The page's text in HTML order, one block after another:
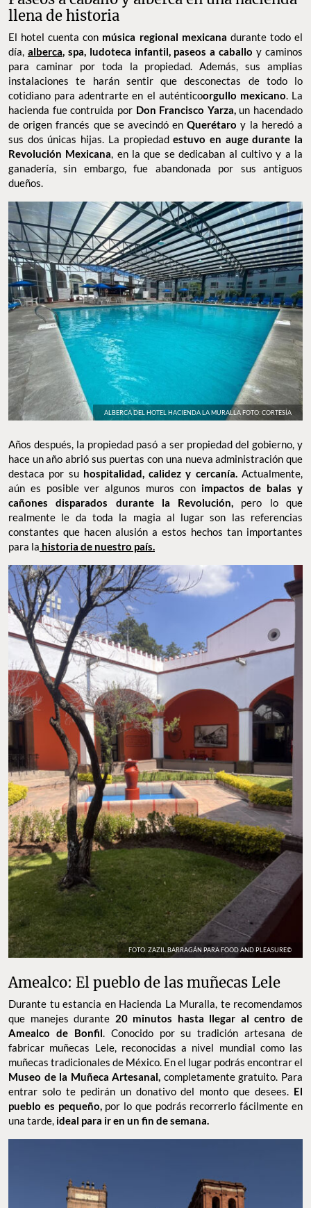
Paseos a caballo y alberca en una hacienda
llena de historia
El hotel cuenta conmúsica regional mexicanadurante todo el
día, alberca, spa, ludoteca infantil, paseos a caballoy caminos
para caminar por toda la propiedad. Además, sus amplias
instalaciones te harán sentir que desconectas de todo lo
cotidiano para adentrarte en el auténtico
hacienda fue contruida porDon Francisco Yarza,un hacendado
de origen francés que se avecindó enQuerétaroy la heredó a
sus dos únicas hijas. La propiedadestuvo en auge durante la
Revolución Mexicana, en la que se dedicaban al cultivo y a la
ganadería, sin embargo, fue abandonada por sus antiguos
dueños.
ALBERCA DEL HOTEL HACIENDA LA MURALLA FOTO: CORTESÍA
Años después, la propiedad pasó a ser propiedad del gobierno, y
hace un año abrió sus puertas con una nueva administración que
destaca por suhospitalidad, calidez y cercanía.Actualmente,
aún es posible ver algunos muros conimpactos de balas y
cañones disparados durante la Revolución,pero lo que
realmente le da toda la magia al lugar son las referencias
constantes que hacen alusión a estos hechos tan importantes
para la
historia de nuestro país.
FOTO: ZAZIL BARRAGÁN PARA FOOD AND PLEASURE©
Amealco: El pueblo de las muñecas Lele
Durante tu estancia en Hacienda La Muralla, te recomendamos
que manejes durante20 minutos hasta llegar al centro de
Amealco de Bonfil . Conocido por su tradición artesana de
fabricar muñecas Lele, reconocidas a nivel mundial como las
entrar solo te pedirán un donativo del monto que desees.
pueblo es pequeño,por lo que podrás recorrerlo fácilmente en